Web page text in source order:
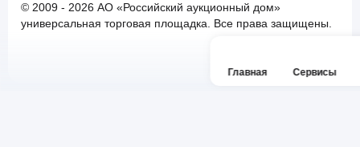
Главная Сервисы
© 2009 - 2026 АО «Российский аукционный дом»
универсальная торговая площадка. Все права защищены.